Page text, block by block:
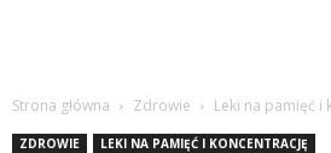
Strona główna Zdrowie Leki na pamięć i
ZDROWIE LEKI NA PAMIĘĆ I KONCENTRACJĘ